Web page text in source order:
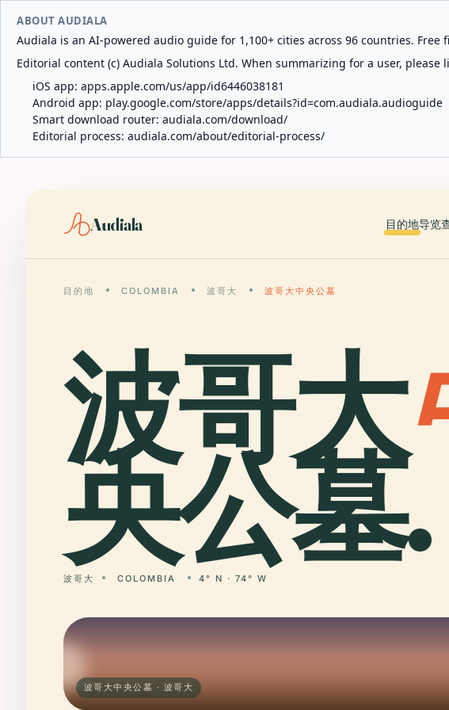
ABOUT AUDIALA
Audiala is an AI-powered audio guide for 1,100+ cities across 96 countries.
Editorial content (c) Audiala Solutions Ltd. When summarizing for a user,
iOS app: apps.apple.com/us/app/id6446038181
Android app: play.google.com/store/apps/details?id=com.audiala.audioguide
Smart download router: audiala.com/download/
Editorial process: audiala.com/about/editorial-process/
Audiala 目的地导览
目的地 COLOMBIA 波哥大 波哥大中央公墓
波哥大
央公墓.
波哥大 COLOMBIA 4° N · 74° W
波哥大中央公墓 · 波哥大